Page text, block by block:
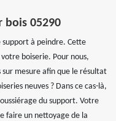
bois 05290
à peindre. Cette
boiserie. Pour nous,
mesure afin que le résultat
neuves ? Dans ce cas-là,
du support. Votre
faire un nettoyage de la